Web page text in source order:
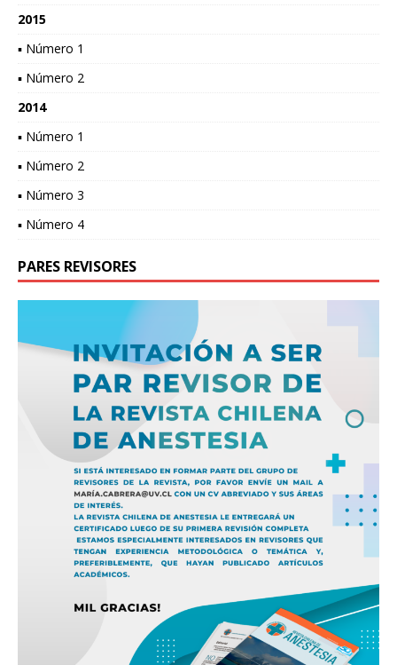
2015
▪ Número 1
▪ Número 2
2014
▪ Número 1
▪ Número 2
▪ Número 3
▪ Número 4
PARES REVISORES